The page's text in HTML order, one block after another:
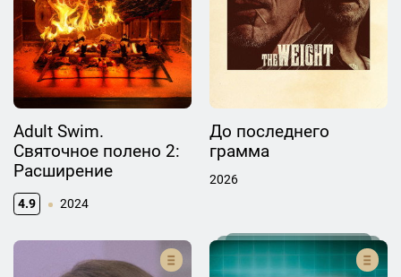
Adult Swim.
Святочное полено 2:
Расширение
4.9 2024
До последнего
грамма
2026